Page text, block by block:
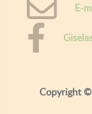
E-
Copyright ©